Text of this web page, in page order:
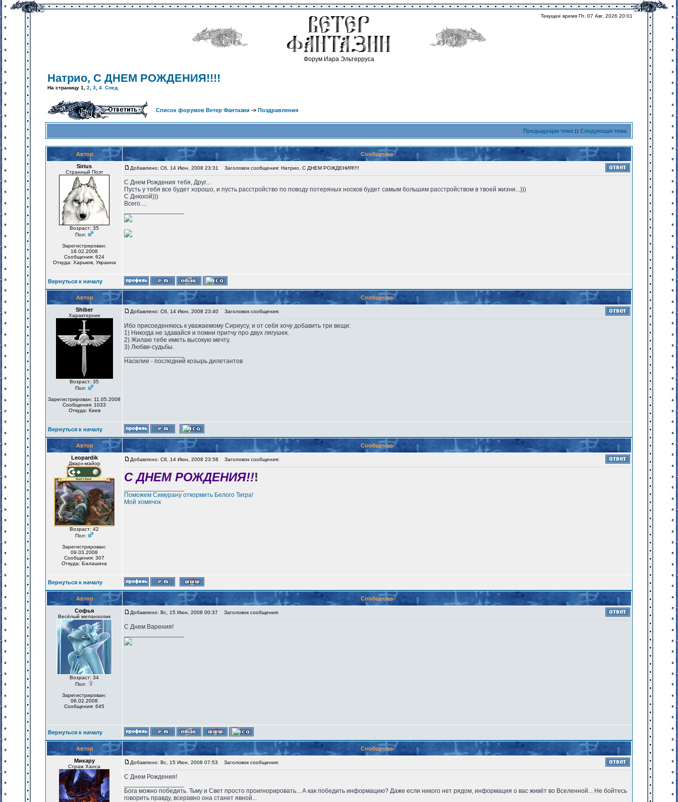
Форум Иара Эльтерруса
Текущее время Пт, 07 Авг, 2026 20:01
Натрио, С ДНЕМ РОЖДЕНИЯ!!!!
На страницу 1 2 3 4 След.
Список форумов Ветер Фантазии -> Поздравления
Предыдущая тема :: Следующая тема
Автор
Сообщение
Sirius
Странный Поэт
Возраст: 35
Пол:
Зарегистрирован:
18.02.2008
Сообщения: 624
Откуда: Харьков, Украина
Добавлено: Сб, 14 Июн, 2008 23:31 Заголовок сообщения: Натрио, С ДНЕМ РОЖДЕНИЯ!!!!
С Днем Рождения тебя, Друг...
Пусть у тебя все будет хорошо, и пусть расстройство по поводу потеряных носков будет самым большим расстройством в твоей жизни...)))
С Днюхой)))
Всего....
Вернуться к началу
Автор
Сообщение
Shiber
Характерник
Возраст: 35
Пол:
Зарегистрирован: 11.05.2008
Сообщения: 1033
Откуда: Киев
Добавлено: Сб, 14 Июн, 2008 23:40 Заголовок сообщения:
Ибо присоеденяюсь к уважаемому Сириусу, и от себя хочу добавить три вещи:
1) Никогда не здавайся и помни притчу про двух лягушек.
2) Жилаю тебе иметь высокую мечту.
3) Любви-судьбы.
Насилие - последний козырь дилетантов
Вернуться к началу
Автор
Сообщение
Leopardik
Дварх-майор
Возраст: 42
Пол:
Зарегистрирован:
09.03.2008
Сообщения: 307
Откуда: Балашиха
Добавлено: Сб, 14 Июн, 2008 23:58 Заголовок сообщения:
С ДНЕМ РОЖДЕНИЯ!!!
Поможем Симурану откормить Белого Тигра!
Мой хомячок
Вернуться к началу
Автор
Сообщение
Софья
Весёлый меланхолик
Возраст: 34
Пол:
Зарегистрирован:
06.02.2008
Сообщения: 645
Добавлено: Вс, 15 Июн, 2008 00:37 Заголовок сообщения:
С Днем Варения!
Вернуться к началу
Автор
Сообщение
Микару
Страж Хаоса
Добавлено: Вс, 15 Июн, 2008 07:53 Заголовок сообщения:
С Днем Рождения!
Бога можно победить. Тьму и Свет просто проигнорировать... А как победить информацию? Даже если никого нет рядом, информация о вас живёт во Вселенной... Не бойтесь
говорить правду, всеравно она станет явной...